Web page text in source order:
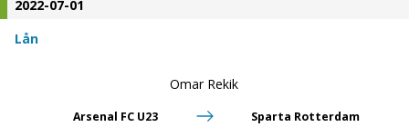
2022-07-01
Lån
Omar Rekik
Arsenal FC U23 Sparta Rotterdam